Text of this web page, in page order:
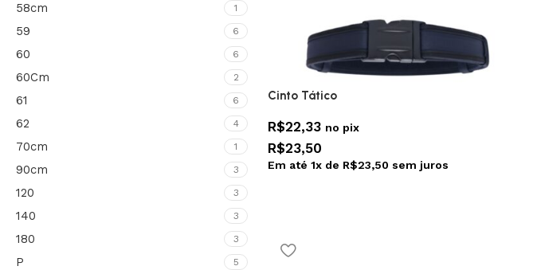
58cm 1
59 6
60 6
60Cm 2
61 6
62 4
70cm 1
90cm 3
120 3
140 3
180 3
P 5
Cinto Tático
R$22,33 no pix
R$23,50
Em até 1x de R$23,50 sem juros